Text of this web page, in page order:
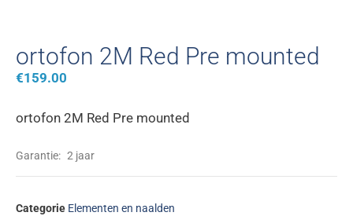
ortofon 2M Red Pre mounted
€159.00
ortofon 2M Red Pre mounted
Garantie: 2 jaar
Categorie Elementen en naalden